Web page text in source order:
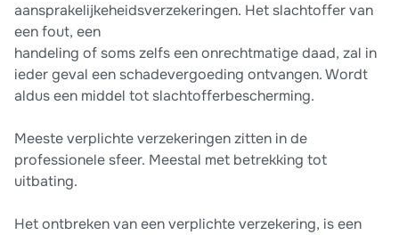
aansprakelijkeheidsverzekeringen. Het slachtoffer van
een fout, een
handeling of soms zelfs een onrechtmatige daad, zal in
ieder geval een schadevergoeding ontvangen. Wordt
aldus een middel tot slachtofferbescherming.
Meeste verplichte verzekeringen zitten in de
professionele sfeer. Meestal met betrekking tot
uitbating.
Het ontbreken van een verplichte verzekering, is een